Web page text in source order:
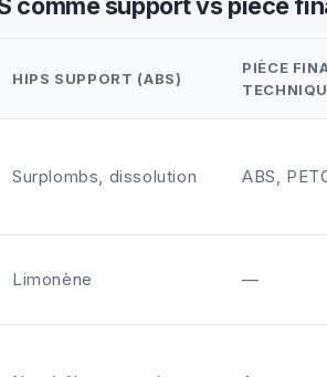
HIPS SUPPORT (ABS)
PIÈCE
Surplombs, dissolution ABS,
Limonène —